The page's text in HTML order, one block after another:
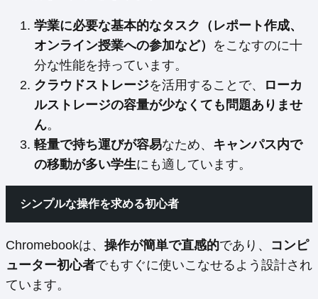
学業に必要な基本的なタスク（レポート作成、
オンライン授業への参加など） をこなすのに十
分な性能を持っています。
クラウドストレージを活用することで、
ローカ
ルストレージの容量が少なくても問題ありませ
ん。
軽量で持ち運びが容易なため、 キャンパス内で
の移動が多い学生にも適しています。
シンプルな操作を求める初心者
Chromebookは、 操作が簡単で直感的であり、 コンピ
ューター初心者でもすぐに使いこなせるよう設計され
ています。